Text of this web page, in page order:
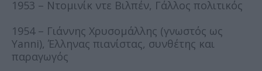
1953 – Ντομινίκ ντε Βιλπέν, Γάλλος πολιτικός
1954 – Γιάννης Χρυσομάλλης (γνωστός ως
Yanni), Έλληνας πιανίστας, συνθέτης και
παραγωγός